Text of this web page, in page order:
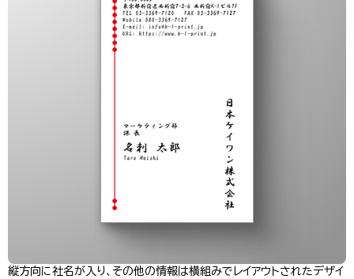
縦方向に社名が入り、その他の情報は横組みでレイアウトされたデザイ